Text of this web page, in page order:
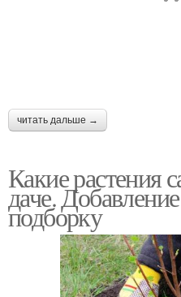
читать дальше →
Какие растения
даче.
подборку